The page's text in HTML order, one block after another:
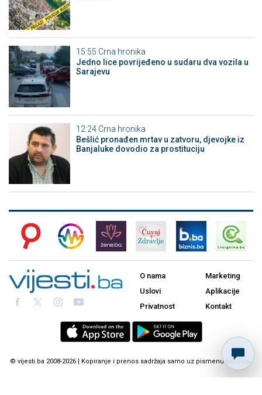
15:55 Crna hronika
Јedno lice povrijeđeno u sudaru dva vozila u
Sarajevu
12:24 Crna hronika
Bešlić pronađen mrtav u zatvoru, djevojke iz
Banjaluke dovodio za prostituciju
O nama
Uslovi
Privatnost
Marketing
Aplikacije
Kontakt
© vijesti.ba 2008-2026 | Kopiranje i prenos sadržaja samo uz pismenu dozvolu.